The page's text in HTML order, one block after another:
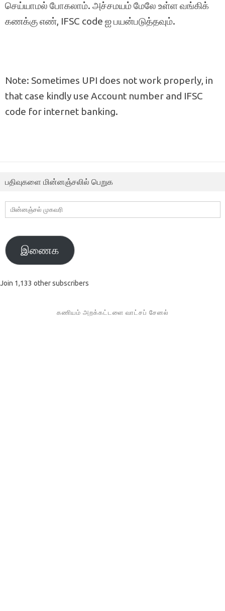
செய்யாமல் போகலாம். அச்சமயம் மேலே உள்ள வங்கிக்
கணக்கு எண், IFSC code ஐ பயன்படுத்தவும்.
Note: Sometimes UPI does not work properly, in
that case kindly use Account number and IFSC
code for internet banking.
பதிவுகளை மின்னஞ்சலில் பெறுக
மின்னஞ்சல்
முகவரி
இணைக
Join 1,133 other subscribers
கணியம் அறக்கட்டளை வாட்சப் சேனல்